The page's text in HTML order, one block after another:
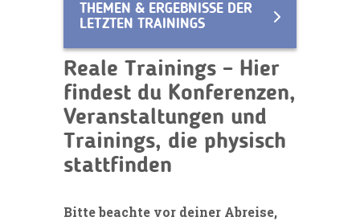
THEMEN & ERGEBNISSE DER
LETZTEN TRAININGS
Reale Trainings – Hier
findest du Konferenzen,
Veranstaltungen und
Trainings, die physisch
stattfinden
Bitte beachte vor deiner Abreise,